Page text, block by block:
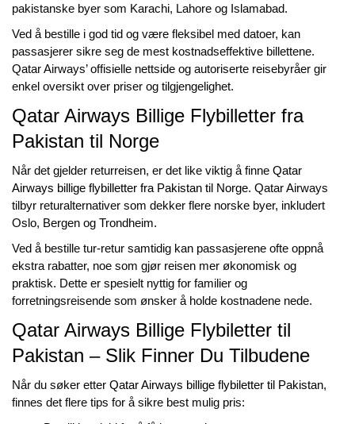
pakistanske byer som Karachi, Lahore og Islamabad.
Ved å bestille i god tid og være fleksibel med datoer, kan
passasjerer sikre seg de mest kostnadseffektive billettene.
Qatar Airways’ offisielle nettside og autoriserte reisebyråer gir
enkel oversikt over priser og tilgjengelighet.
Qatar Airways Billige Flybilletter fra
Pakistan til Norge
Når det gjelder returreisen, er det like viktig å finne Qatar
Airways billige flybilletter fra Pakistan til Norge. Qatar Airways
tilbyr returalternativer som dekker flere norske byer, inkludert
Oslo, Bergen og Trondheim.
Ved å bestille tur-retur samtidig kan passasjerene ofte oppnå
ekstra rabatter, noe som gjør reisen mer økonomisk og
praktisk. Dette er spesielt nyttig for familier og
forretningsreisende som ønsker å holde kostnadene nede.
Qatar Airways Billige Flybiletter til
Pakistan – Slik Finner Du Tilbudene
Når du søker etter Qatar Airways billige flybiletter til Pakistan,
finnes det flere tips for å sikre best mulig pris: